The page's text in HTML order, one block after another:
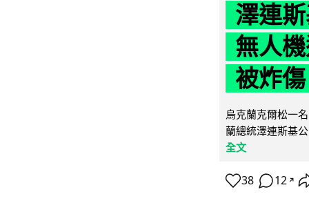
澤連
無人
被炸傷
烏克蘭克爾松一
蘭總統澤連斯基
全文
38 12 ↗